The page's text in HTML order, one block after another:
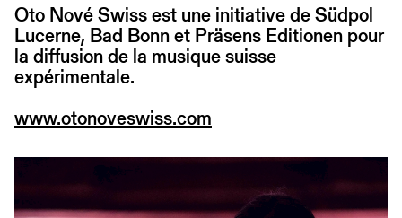
Oto Nové Swiss est une initiative de Südpol
Lucerne, Bad Bonn et Präsens Editionen pour
la diffusion de la musique suisse
expérimentale.
www.otonoveswiss.com